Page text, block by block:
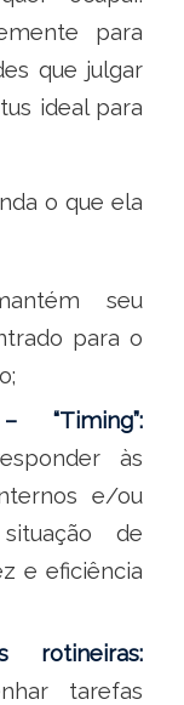
para
que julgar
ideal para
o que ela
seu
para o
às
e/ou
de
e eficiência
rotineiras:
tarefas